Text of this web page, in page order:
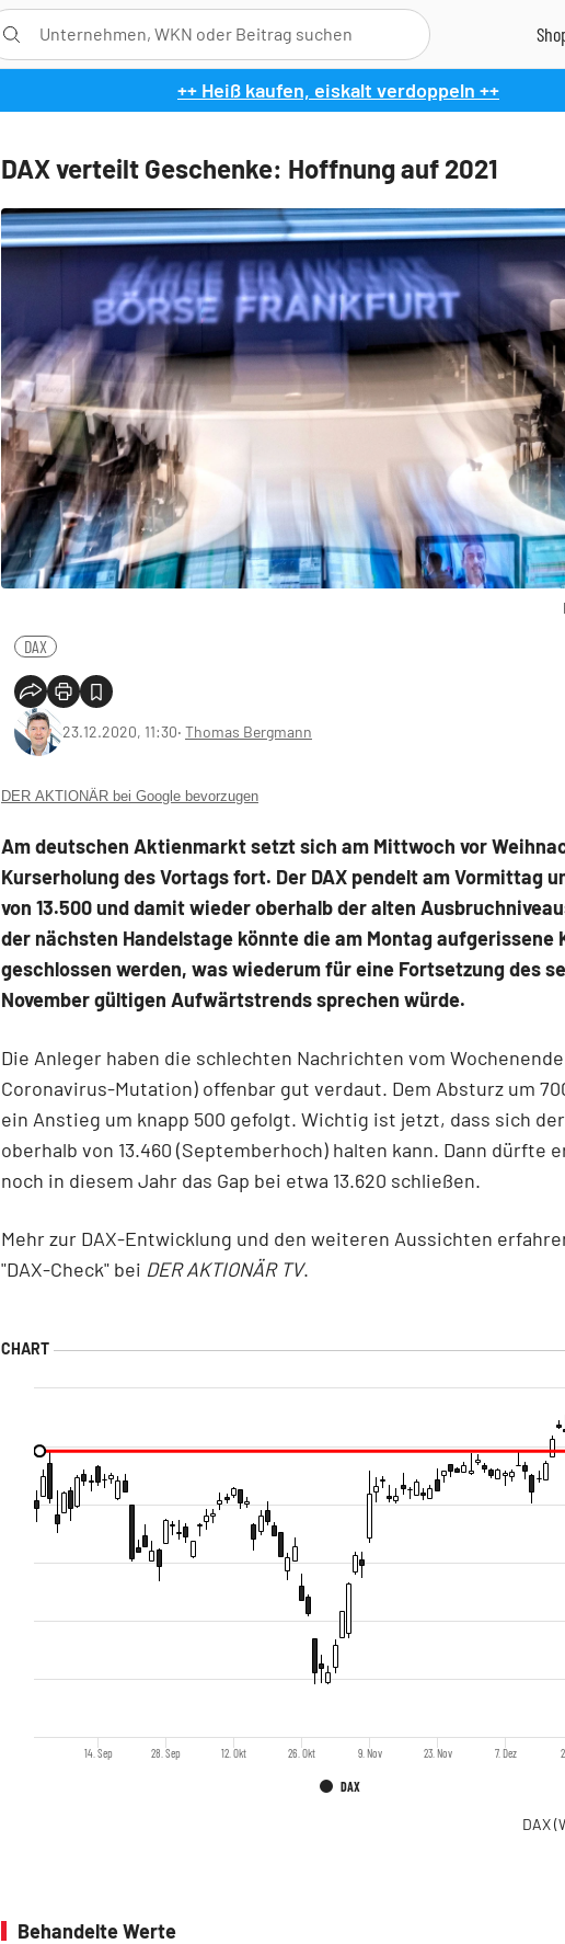
++ Heiß kaufen, eiskalt verdoppeln ++
DAX verteilt Geschenke: Hoffnung auf 2021
DAX
23.12.2020, 11:30‧ Thomas Bergmann
DER AKTIONÄR bei Google bevorzugen
Am deutschen Aktienmarkt setzt sich am Mittwoch vor
Kurserholung des Vortags fort. Der DAX pendelt am Vormittag
von 13.500 und damit wieder oberhalb der alten
der nächsten Handelstage könnte die am Montag aufgerissene
geschlossen werden, was wiederum für eine Fortsetzung des
November gültigen Aufwärtstrends sprechen würde.
Die Anleger haben die schlechten Nachrichten vom
Coronavirus-Mutation) offenbar gut verdaut. Dem Absturz um
ein Anstieg um knapp 500 gefolgt. Wichtig ist jetzt, dass sich der
oberhalb von 13.460 (Septemberhoch) halten kann. Dann dürfte
noch in diesem Jahr das Gap bei etwa 13.620 schließen.
Mehr zur DAX-Entwicklung und den weiteren Aussichten
"DAX-Check" bei DER AKTIONÄR TV.
DAX
28. Sep 26. Okt 23. Nov
14. Sep 12. Okt 9. Nov 7. Dez
DAX
Behandelte Werte